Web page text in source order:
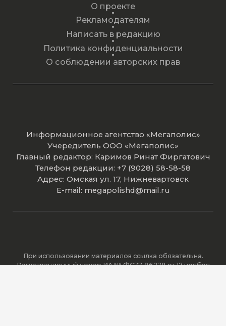
О проекте
Рекламодателям
Написать в редакцию
Политика конфиденциальности
О соблюдении авторских прав
Информационное агентство «Мегаполис»
Учередитель ООО «Мегаполис»
Главный редактор: Каримов Ринат Фиргатович
Телефон редакции: +7 (9028) 58-58-58
Адрес: Омская ул. 17, Нижневартовск
E-mail: megapolishd@mail.ru
При использовании материалов ссылка обязательна.
Регистрационный номер ИА № ФС77-86278 от 17 ноября